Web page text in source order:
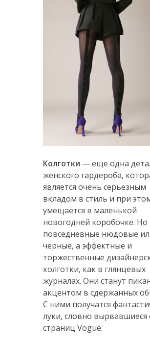
Колготки — еще одна
женского гардероба,
является очень серьезным
вкладом в стиль и при
умещается в маленькой
новогодней коробочке. Но
повседневные нюдовые
черные, а эффектные и
торжественные
колготки, как в глянцевых
журналах. Они станут
акцентом в сдержанных
С ними получатся
луки, словно вырвавшиеся
страниц Vogue.